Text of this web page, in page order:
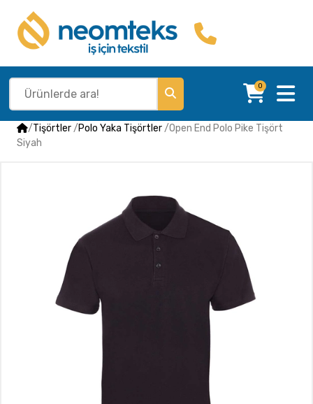
0
/Tişörtler/Polo Yaka Tişörtler/Open End Polo Pike Tişört
Siyah